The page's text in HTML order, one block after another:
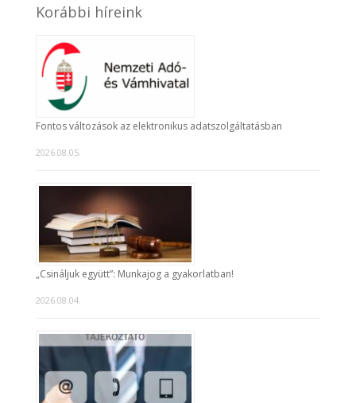
Korábbi híreink
Fontos változások az elektronikus adatszolgáltatásban
2026.08.05.
„Csináljuk együtt”: Munkajog a gyakorlatban!
2026.08.04.